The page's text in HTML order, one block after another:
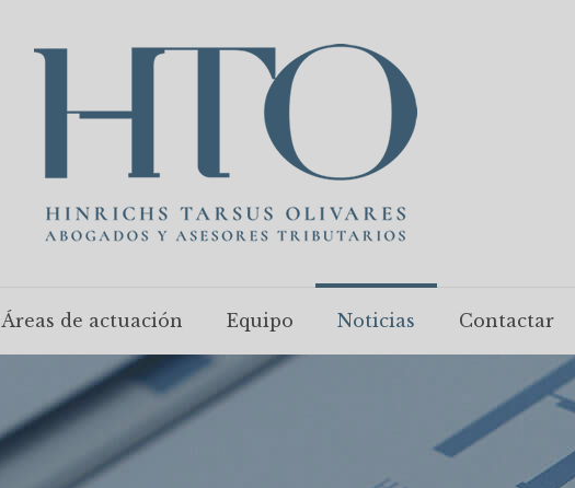
Áreas de actuación Equipo Noticias Contactar